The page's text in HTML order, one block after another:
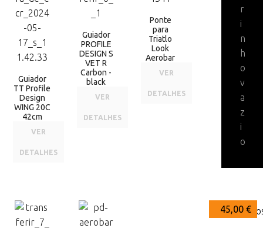
Guiador
TT Profile
Design
WING 20C
42cm
VER
DETALHES
Guiador
PROFILE
DESIGN S
VET R
Carbon -
black
VER
DETALHES
Ponte
para
Triatlo
Look
Aerobar
VER
DETALHES
128,00 €
45,00 €
r
i
n
h
o
v
a
z
i
o